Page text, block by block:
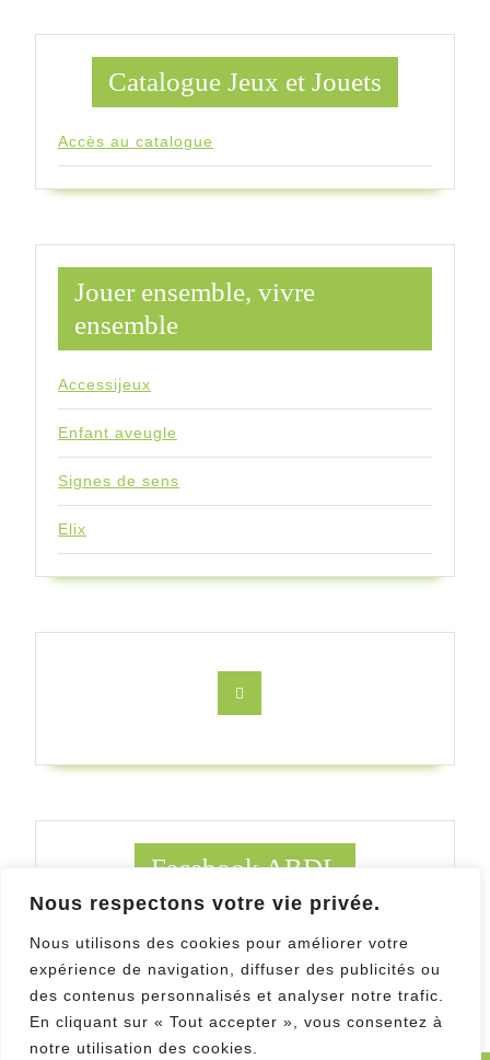
Nous respectons votre vie privée.
Nous utilisons des cookies pour améliorer votre
expérience de navigation, diffuser des publicités ou
des contenus personnalisés et analyser notre trafic.
En cliquant sur « Tout accepter », vous consentez à
notre utilisation des cookies.
Catalogue Jeux et Jouets
Accès au catalogue
Jouer ensemble, vivre
ensemble
Accessijeux
Enfant aveugle
Signes de sens
Elix
Facebook ABDL